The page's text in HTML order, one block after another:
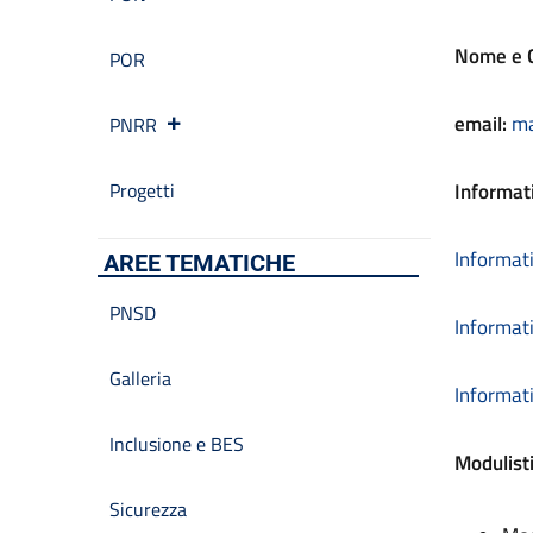
Nome e
email:
POR
PNRR
Progetti
AREE TEMATICHE
PNSD
Galleria
Inclusione e BES
Sicurezza